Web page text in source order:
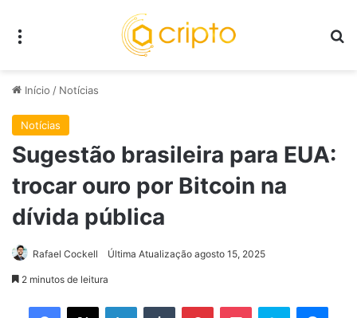
Início / Notícias
Notícias
Sugestão brasileira para EUA:
trocar ouro por Bitcoin na
dívida pública
Rafael Cockell Última Atualização agosto 15, 2025
2 minutos de leitura
Facebook
X LinkedinTumblr PinterestPocket Skype